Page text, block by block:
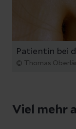
Patientin bei
© Thomas
Viel mehr